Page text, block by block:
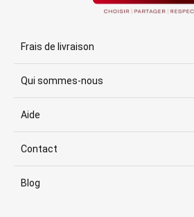
Frais de livraison
Qui sommes-nous
Aide
Contact
Blog